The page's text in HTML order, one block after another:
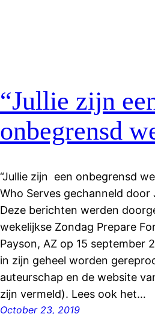
“Jullie zijn
onbegrensd
“Jullie zijn een onbegrensd
Who Serves gechanneld door
Deze berichten werden
wekelijkse Zondag Prepare
Payson, AZ op 15 september
in zijn geheel worden
auteurschap en de website
zijn vermeld). Lees ook het…
October 23, 2019